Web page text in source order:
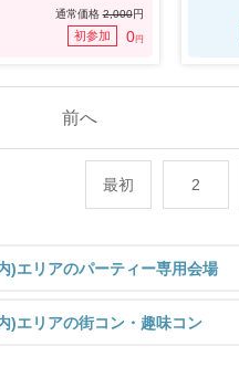
通常価格2,000円
初参加 0円
前へ
最初 2
)エリアのパーティー専用会場
)エリアの街コン・趣味コン